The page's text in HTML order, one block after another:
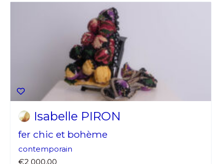
Isabelle PIRON
fer chic et bohème
contemporain
€2 000,00